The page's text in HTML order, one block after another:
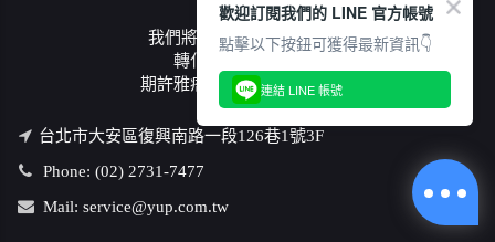
我們將紙本文字承載的知識
轉化成藝文沙龍講座
期許雅痞成為一席流動的饗宴
台北市大安區復興南路一段126巷1號3F
Phone: (02) 2731-7477
Mail: service@yup.com.tw
歡迎訂閱我們的 LINE 官方帳號
點擊以下按鈕可獲得最新資訊👇
連結 LINE 帳號